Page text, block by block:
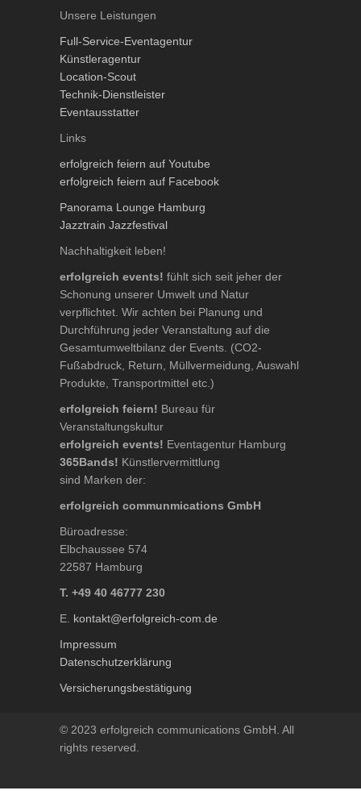
Unsere Leistungen
Full-Service-Eventagentur
Künstleragentur
Location-Scout
Technik-Dienstleister
Eventausstatter
Links
erfolgreich feiern auf Youtube
erfolgreich feiern auf Facebook
Panorama Lounge Hamburg
Jazztrain Jazzfestival
Nachhaltigkeit leben!
erfolgreich events! fühlt sich seit jeher der
Schonung unserer Umwelt und Natur
verpflichtet. Wir achten bei Planung und
Durchführung jeder Veranstaltung auf die
Gesamtumweltbilanz der Events. (CO2-
Fußabdruck, Return, Müllvermeidung, Auswahl
Produkte, Transportmittel etc.)
erfolgreich feiern! Bureau für
Veranstaltungskultur
erfolgreich events! Eventagentur Hamburg
365Bands! Künstlervermittlung
sind Marken der:
erfolgreich communmications GmbH
Büroadresse:
Elbchaussee 574
22587 Hamburg
T. +49 40 46777 230
E. kontakt@erfolgreich-com.de
Impressum
Datenschutzerklärung
Versicherungsbestätigung
© 2023 erfolgreich communications GmbH. All
rights reserved.